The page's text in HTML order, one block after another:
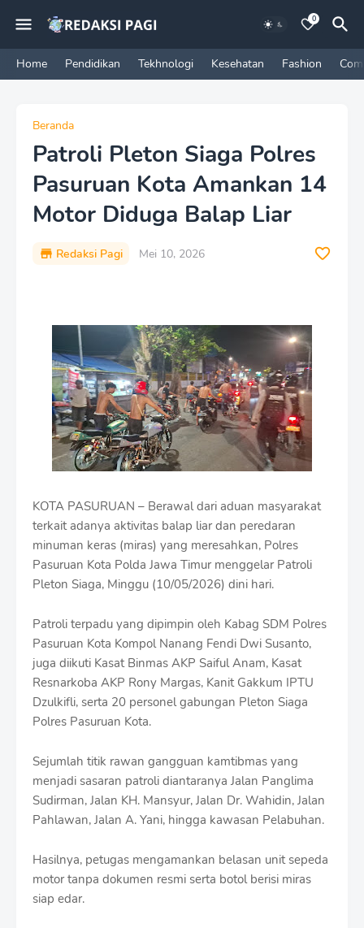
0
Home Pendidikan Tekhnologi Kesehatan Fashion
Beranda
Patroli Pleton Siaga Polres
Pasuruan Kota Amankan 14
Motor Diduga Balap Liar
Redaksi Pagi Mei 10, 2026
KOTA PASURUAN – Berawal dari aduan masyarakat
terkait adanya aktivitas balap liar dan peredaran
minuman keras (miras) yang meresahkan, Polres
Pasuruan Kota Polda Jawa Timur menggelar Patroli
Pleton Siaga, Minggu (10/05/2026) dini hari.
Patroli terpadu yang dipimpin oleh Kabag SDM Polres
Pasuruan Kota Kompol Nanang Fendi Dwi Susanto,
juga diikuti Kasat Binmas AKP Saiful Anam, Kasat
Resnarkoba AKP Rony Margas, Kanit Gakkum IPTU
Dzulkifli, serta 20 personel gabungan Pleton Siaga
Polres Pasuruan Kota.
Sejumlah titik rawan gangguan kamtibmas yang
menjadi sasaran patroli diantaranya Jalan Panglima
Sudirman, Jalan KH. Mansyur, Jalan Dr. Wahidin, Jalan
Pahlawan, Jalan A. Yani, hingga kawasan Pelabuhan.
Hasilnya, petugas mengamankan belasan unit sepeda
motor tanpa dokumen resmi serta botol berisi miras
siap edar.
n
D
e
s
i
g
i
t
h
S
h
r
o
T
e
m
p
l
t
e